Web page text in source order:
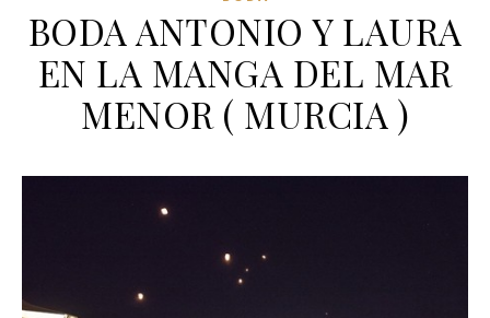
BODA ANTONIO Y LAURA
EN LA MANGA DEL MAR
MENOR ( MURCIA )